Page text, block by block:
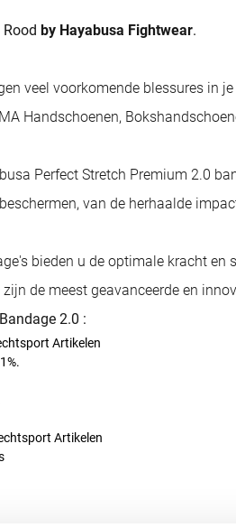
by Hayabusa Fightwear.
veel voorkomende blessures in
Handschoenen,
Perfect Stretch Premium 2.0
van de herhaalde
bieden u de optimale kracht
de meest geavanceerde en
2.0 :
Artikelen
Artikelen